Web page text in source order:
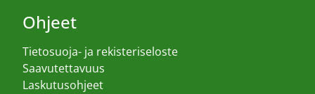
Ohjeet
Tietosuoja- ja rekisteriseloste
Saavutettavuus
Laskutusohjeet